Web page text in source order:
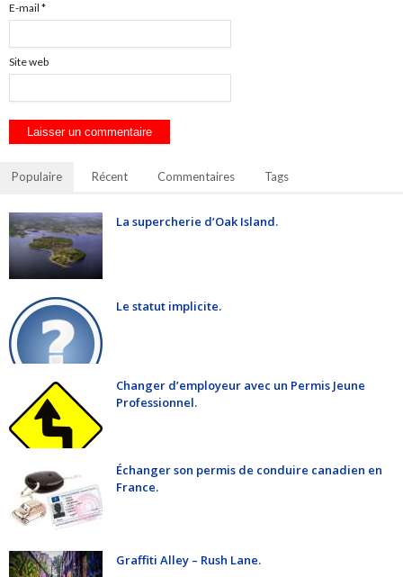
E-mail *
Site web
Populaire Récent Commentaires Tags
La supercherie d’Oak Island.
Le statut implicite.
Changer d’employeur avec un Permis Jeune
Professionnel.
Échanger son permis de conduire canadien en
France.
Graffiti Alley – Rush Lane.